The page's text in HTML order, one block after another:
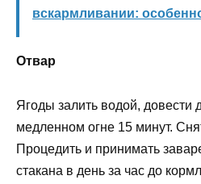
вскармливании:
Отвар
Ягоды залить водой, довести
медленном огне 15 минут.
Процедить и принимать
стакана в день за час до